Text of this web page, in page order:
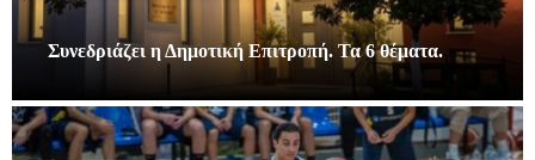
Συνεδριάζει η Δημοτική Επιτροπή. Τα 6 θέματα.